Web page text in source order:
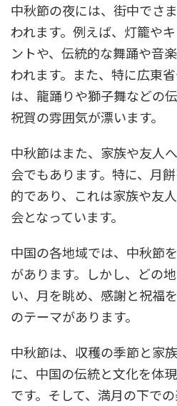
中秋節の夜には、街中でさ
われます。例えば、灯籠や
ントや、伝統的な舞踊や音
われます。また、特に広東
は、龍踊りや獅子舞などの
祝賀の雰囲気が漂います。
中秋節はまた、家族や友人
会でもあります。特に、月
的であり、これは家族や友
会となっています。
中国の各地域では、中秋節
があります。しかし、どの
い、月を眺め、感謝と祝福
のテーマがあります。
中秋節は、収穫の季節と家
に、中国の伝統と文化を体
です。そして、満月の下での